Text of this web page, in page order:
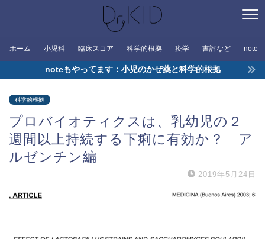
ホーム 小児科 臨床スコア 科学的根拠 疫学 書評など note
noteもやってます：小児のかぜ薬と科学的根拠
科学的根拠
プロバイオティクスは、乳幼児の２
週間以上持続する下痢に有効か？ ア
ルゼンチン編
2019年5月24日